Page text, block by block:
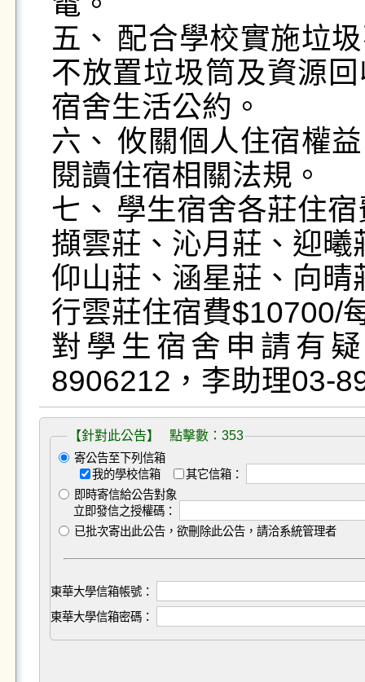
五、	配合學校實施垃圾不落地政策，宿舍公共區域將
不放置垃圾筒及資源
宿舍生活公約。
六、	攸關個人住宿權益，申請宿舍床位前請務必詳細
閱讀住宿相關法規。
七、	學生宿舍各莊住宿費如下：
擷雲莊、沁月莊、迎
仰山莊、涵星莊、向
行雲莊住宿費$10700/
對學生宿舍申請有
8906212，李助理03-
【針對此公告】 點擊數：353
寄公告至下列信箱
我的學校信箱
其它信箱：
即時寄信給公告對象
立即發信之授權碼：
已批次寄出此公告，欲刪除此公告，請洽系統管理者
東華大學信箱帳號：
東華大學信箱密碼：